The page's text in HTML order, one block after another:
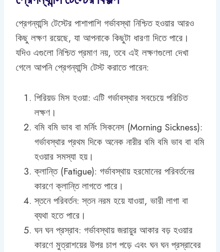
প্রেগন্যান্সি টেস্টের পাশাপাশি গর্ভাবস্থা নিশ্চিত হওয়ার আরও
কিছু লক্ষণ রয়েছে, যা আপনাকে কিছুটা ধারণা দিতে পারে।
যদিও এগুলো নিশ্চিত প্রমাণ নয়, তবে এই লক্ষণগুলো দেখা
গেলে আপনি প্রেগন্যান্সি টেস্ট করাতে পারেন:
পিরিয়ড মিস হওয়া: এটি গর্ভাবস্থার সবচেয়ে পরিচিত
লক্ষণ।
বমি বমি ভাব বা মর্নিং সিকনেস (Morning Sickness):
গর্ভাবস্থার প্রথম দিকে অনেক নারীর বমি বমি ভাব বা বমি
হওয়ার সমস্যা হয়।
ক্লান্তি (Fatigue): গর্ভাবস্থায় হরমোনের পরিবর্তনের
কারণে ক্লান্তি লাগতে পারে।
স্তনে পরিবর্তন: স্তন নরম হয়ে যাওয়া, ভারী লাগা বা
ব্যথা হতে পারে।
ঘন ঘন প্রস্রাব: গর্ভাবস্থায় জরায়ুর আকার বড় হওয়ার
কারণে মুত্রাশয়ের উপর চাপ পড়ে এবং ঘন ঘন প্রস্রাবের